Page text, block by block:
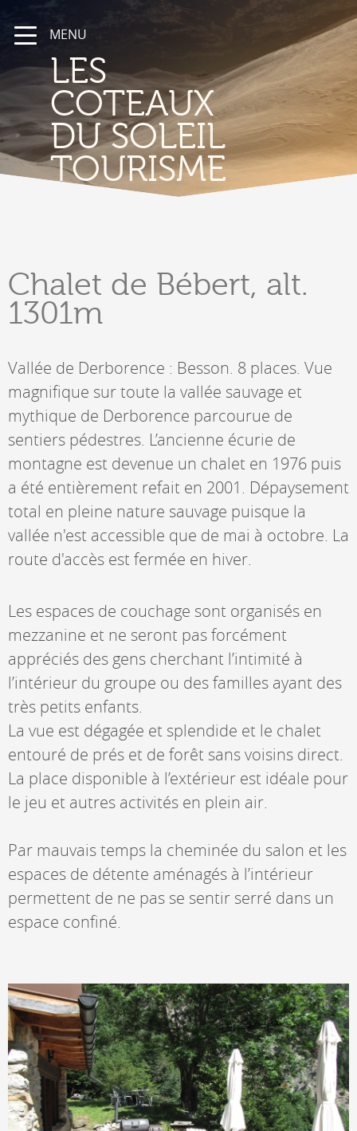
MENU
LES
COTEAUX
DU SOLEIL
TOURISME
Chalet de Bébert, alt.
1301m
Vallée de Derborence : Besson. 8 places. Vue
magnifique sur toute la vallée sauvage et
mythique de Derborence parcourue de
sentiers pédestres. L’ancienne écurie de
montagne est devenue un chalet en 1976 puis
a été entièrement refait en 2001. Dépaysement
total en pleine nature sauvage puisque la
vallée n'est accessible que de mai à octobre. La
route d'accès est fermée en hiver.
Les espaces de couchage sont organisés en
mezzanine et ne seront pas forcément
appréciés des gens cherchant l’intimité à
l’intérieur du groupe ou des familles ayant des
très petits enfants.
La vue est dégagée et splendide et le chalet
entouré de prés et de forêt sans voisins direct.
La place disponible à l’extérieur est idéale pour
le jeu et autres activités en plein air.
Par mauvais temps la cheminée du salon et les
espaces de détente aménagés à l’intérieur
permettent de ne pas se sentir serré dans un
espace confiné.